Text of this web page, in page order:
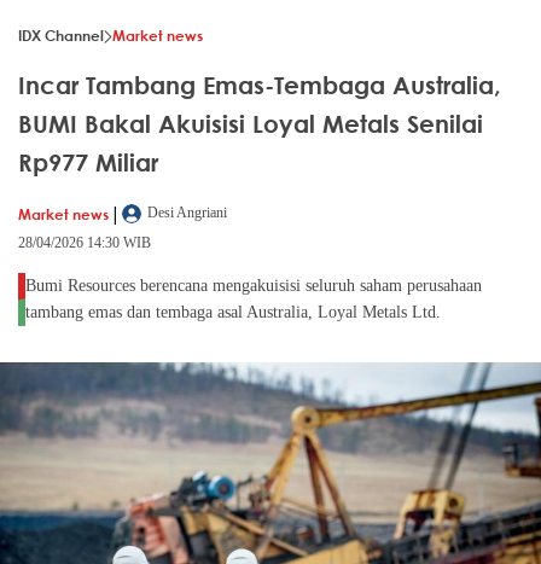
IDX Channel Market news
Incar Tambang Emas-Tembaga Australia,
BUMI Bakal Akuisisi Loyal Metals Senilai
Rp977 Miliar
Market news |
Desi Angriani
28/04/2026 14:30 WIB
Bumi Resources berencana mengakuisisi seluruh saham perusahaan
tambang emas dan tembaga asal Australia, Loyal Metals Ltd.